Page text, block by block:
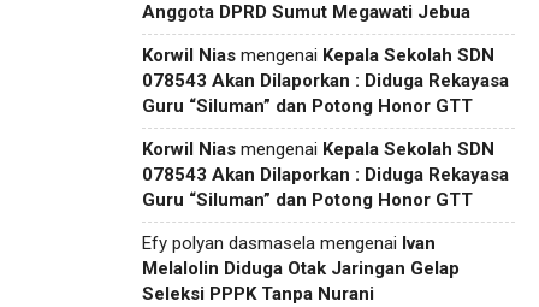
Anggota DPRD Sumut Megawati Jebua
Korwil Nias mengenai Kepala Sekolah SDN
078543 Akan Dilaporkan : Diduga Rekayasa
Guru “Siluman” dan Potong Honor GTT
Korwil Nias mengenai Kepala Sekolah SDN
078543 Akan Dilaporkan : Diduga Rekayasa
Guru “Siluman” dan Potong Honor GTT
Efy polyan dasmasela mengenai Ivan
Melalolin Diduga Otak Jaringan Gelap
Seleksi PPPK Tanpa Nurani